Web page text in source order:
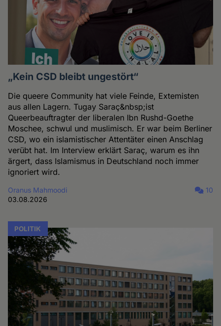
„Kein CSD bleibt ungestört“
Die queere Community hat viele Feinde, Extemisten
aus allen Lagern. Tugay Saraç&nbsp;ist
Queerbeauftragter der liberalen Ibn Rushd-Goethe
Moschee, schwul und muslimisch. Er war beim Berliner
CSD, wo ein islamistischer Attentäter einen Anschlag
verübt hat. Im Interview erklärt Saraç, warum es ihn
ärgert, dass Islamismus in Deutschland noch immer
ignoriert wird.
Oranus Mahmoodi
03.08.2026
10
POLITIK